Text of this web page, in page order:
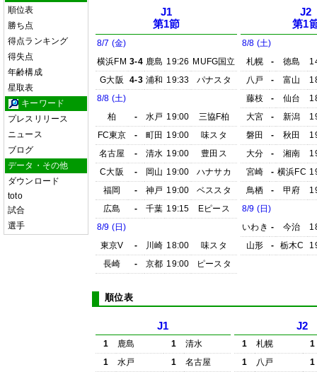
順位表
勝ち点
得点ランキング
得失点
年齢構成
星取表
キーワード
プレスリリース
ニュース
ブログ
データ・その他
ダウンロード
toto
試合
選手
J1
第1節
8/7 (金)
横浜FM 3-4 鹿島 19:26 MUFG国立
G大阪
4-3 浦和 19:33
パナスタ
8/8 (土)
柏
- 水戸 19:00
三協F柏
FC東京
- 町田 19:00
味スタ
名古屋
- 清水 19:00
豊田ス
C大阪
- 岡山 19:00
ハナサカ
福岡
- 神戸 19:00
ベススタ
広島
- 千葉 19:15
Eピース
8/9 (日)
東京V
- 川崎 18:00
味スタ
長崎
- 京都 19:00 ピースタ
J2
第1
8/8 (土)
札幌
- 徳島
八戸
- 富山
藤枝
- 仙台
大宮
- 新潟
磐田
- 秋田
大分
- 湘南
宮崎
- 横浜FC
鳥栖
- 甲府
8/9 (日)
いわき - 今治
山形
- 栃木C
順位表
J1
1 鹿島 1
清水
1
水戸 1
名古屋
J2
1 札幌
1
1
八戸
1